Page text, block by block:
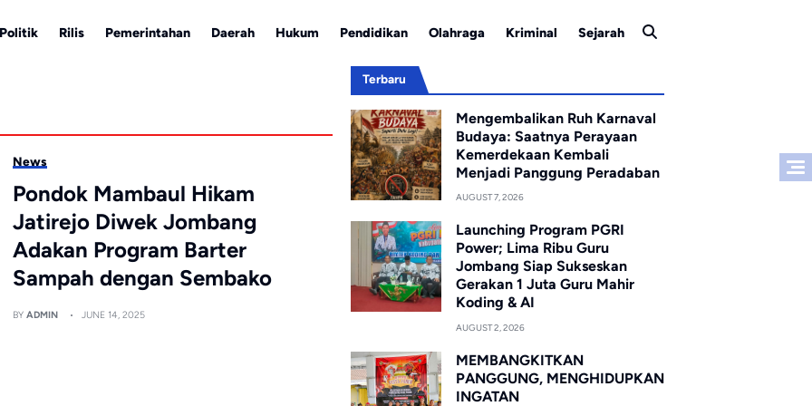
Politik Rilis Pemerintahan Daerah Hukum Pendidikan Olahraga Kriminal Sejarah
News
Pondok Mambaul Hikam
Jatirejo Diwek Jombang
Adakan Program Barter
Sampah dengan Sembako
BYADMIN JUNE 14, 2025
Terbaru
Mengembalikan Ruh Karnaval
Budaya: Saatnya Perayaan
Kemerdekaan Kembali
Menjadi Panggung Peradaban
AUGUST 7, 2026
Launching Program PGRI
Power; Lima Ribu Guru
Jombang Siap Sukseskan
Gerakan 1 Juta Guru Mahir
Koding & AI
AUGUST 2, 2026
MEMBANGKITKAN
PANGGUNG, MENGHIDUPKAN
INGATAN